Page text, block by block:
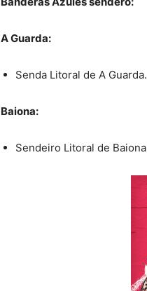
A Guarda:
Senda Litoral de A Guarda.
Baiona:
Sendeiro Litoral de Baiona